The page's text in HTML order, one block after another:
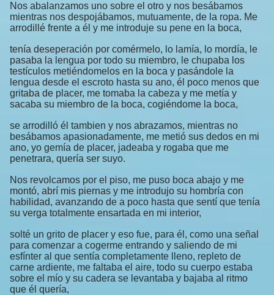
Nos abalanzamos uno sobre el otro y nos besábamos
mientras nos despojábamos, mutuamente, de la ropa. Me
arrodillé frente a él y me introduje su pene en la boca,
tenía deseperación por comérmelo, lo lamía, lo mordía, le
pasaba la lengua por todo su miembro, le chupaba los
testículos metiéndomelos en la boca y pasándole la
lengua desde el escroto hasta su ano, él poco menos que
gritaba de placer, me tomaba la cabeza y me metía y
sacaba su miembro de la boca, cogiéndome la boca,
se arrodilló él tambien y nos abrazamos, mientras no
besábamos apasionadamente, me metió sus dedos en mi
ano, yo gemía de placer, jadeaba y rogaba que me
penetrara, quería ser suyo.
Nos revolcamos por el piso, me puso boca abajo y me
montó, abrí mis piernas y me introdujo su hombría con
habilidad, avanzando de a poco hasta que sentí que tenía
su verga totalmente ensartada en mi interior,
solté un grito de placer y eso fue, para él, como una señal
para comenzar a cogerme entrando y saliendo de mi
esfínter al que sentía completamente lleno, repleto de
carne ardiente, me faltaba el aire, todo su cuerpo estaba
sobre el mío y su cadera se levantaba y bajaba al ritmo
que él quería,